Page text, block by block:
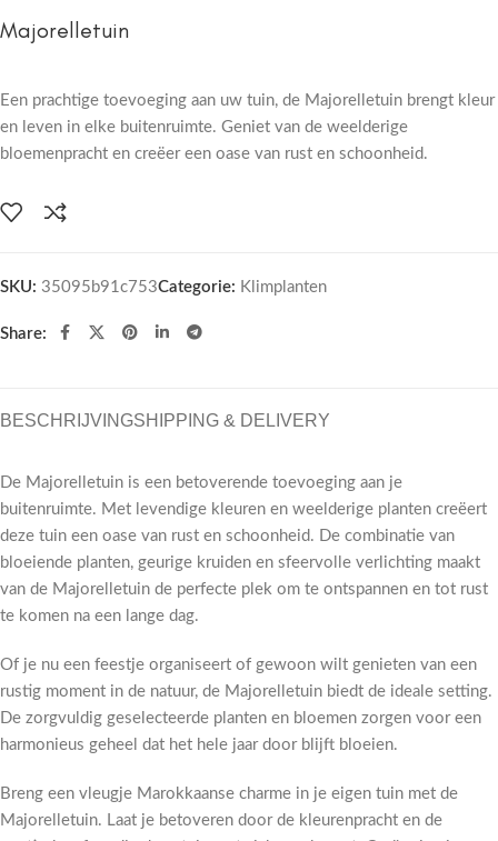
Majorelletuin
Een prachtige toevoeging aan uw tuin, de Majorelletuin brengt kleur
en leven in elke buitenruimte. Geniet van de weelderige
bloemenpracht en creëer een oase van rust en schoonheid.
SKU: 35095b91c753Categorie: Klimplanten
Share:
BESCHRIJVINGSHIPPING & DELIVERY
De Majorelletuin is een betoverende toevoeging aan je
buitenruimte. Met levendige kleuren en weelderige planten creëert
deze tuin een oase van rust en schoonheid. De combinatie van
bloeiende planten, geurige kruiden en sfeervolle verlichting maakt
van de Majorelletuin de perfecte plek om te ontspannen en tot rust
te komen na een lange dag.
Of je nu een feestje organiseert of gewoon wilt genieten van een
rustig moment in de natuur, de Majorelletuin biedt de ideale setting.
De zorgvuldig geselecteerde planten en bloemen zorgen voor een
harmonieus geheel dat het hele jaar door blijft bloeien.
Breng een vleugje Marokkaanse charme in je eigen tuin met de
Majorelletuin. Laat je betoveren door de kleurenpracht en de